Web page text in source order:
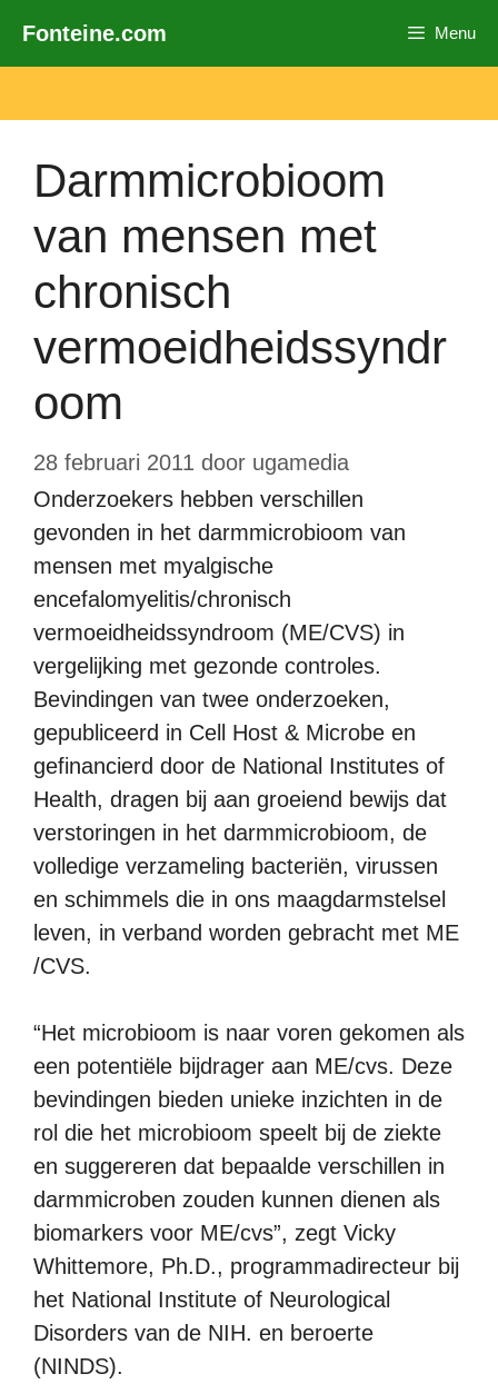
naar
inhoud
Fonteine.com Menu
Darmmicrobioom
van mensen met
chronisch
vermoeidheidssyndr
oom
28 februari 2011 door ugamedia
Onderzoekers hebben verschillen
gevonden in het darmmicrobioom van
mensen met myalgische
encefalomyelitis/chronisch
vermoeidheidssyndroom (ME/CVS) in
vergelijking met gezonde controles.
Bevindingen van twee onderzoeken,
gepubliceerd in Cell Host & Microbe en
gefinancierd door de National Institutes of
Health, dragen bij aan groeiend bewijs dat
verstoringen in het darmmicrobioom, de
volledige verzameling bacteriën, virussen
en schimmels die in ons maagdarmstelsel
leven, in verband worden gebracht met ME
/CVS.
“Het microbioom is naar voren gekomen als
een potentiële bijdrager aan ME/cvs. Deze
bevindingen bieden unieke inzichten in de
rol die het microbioom speelt bij de ziekte
en suggereren dat bepaalde verschillen in
darmmicroben zouden kunnen dienen als
biomarkers voor ME/cvs”, zegt Vicky
Whittemore, Ph.D., programmadirecteur bij
het National Institute of Neurological
Disorders van de NIH. en beroerte
(NINDS).